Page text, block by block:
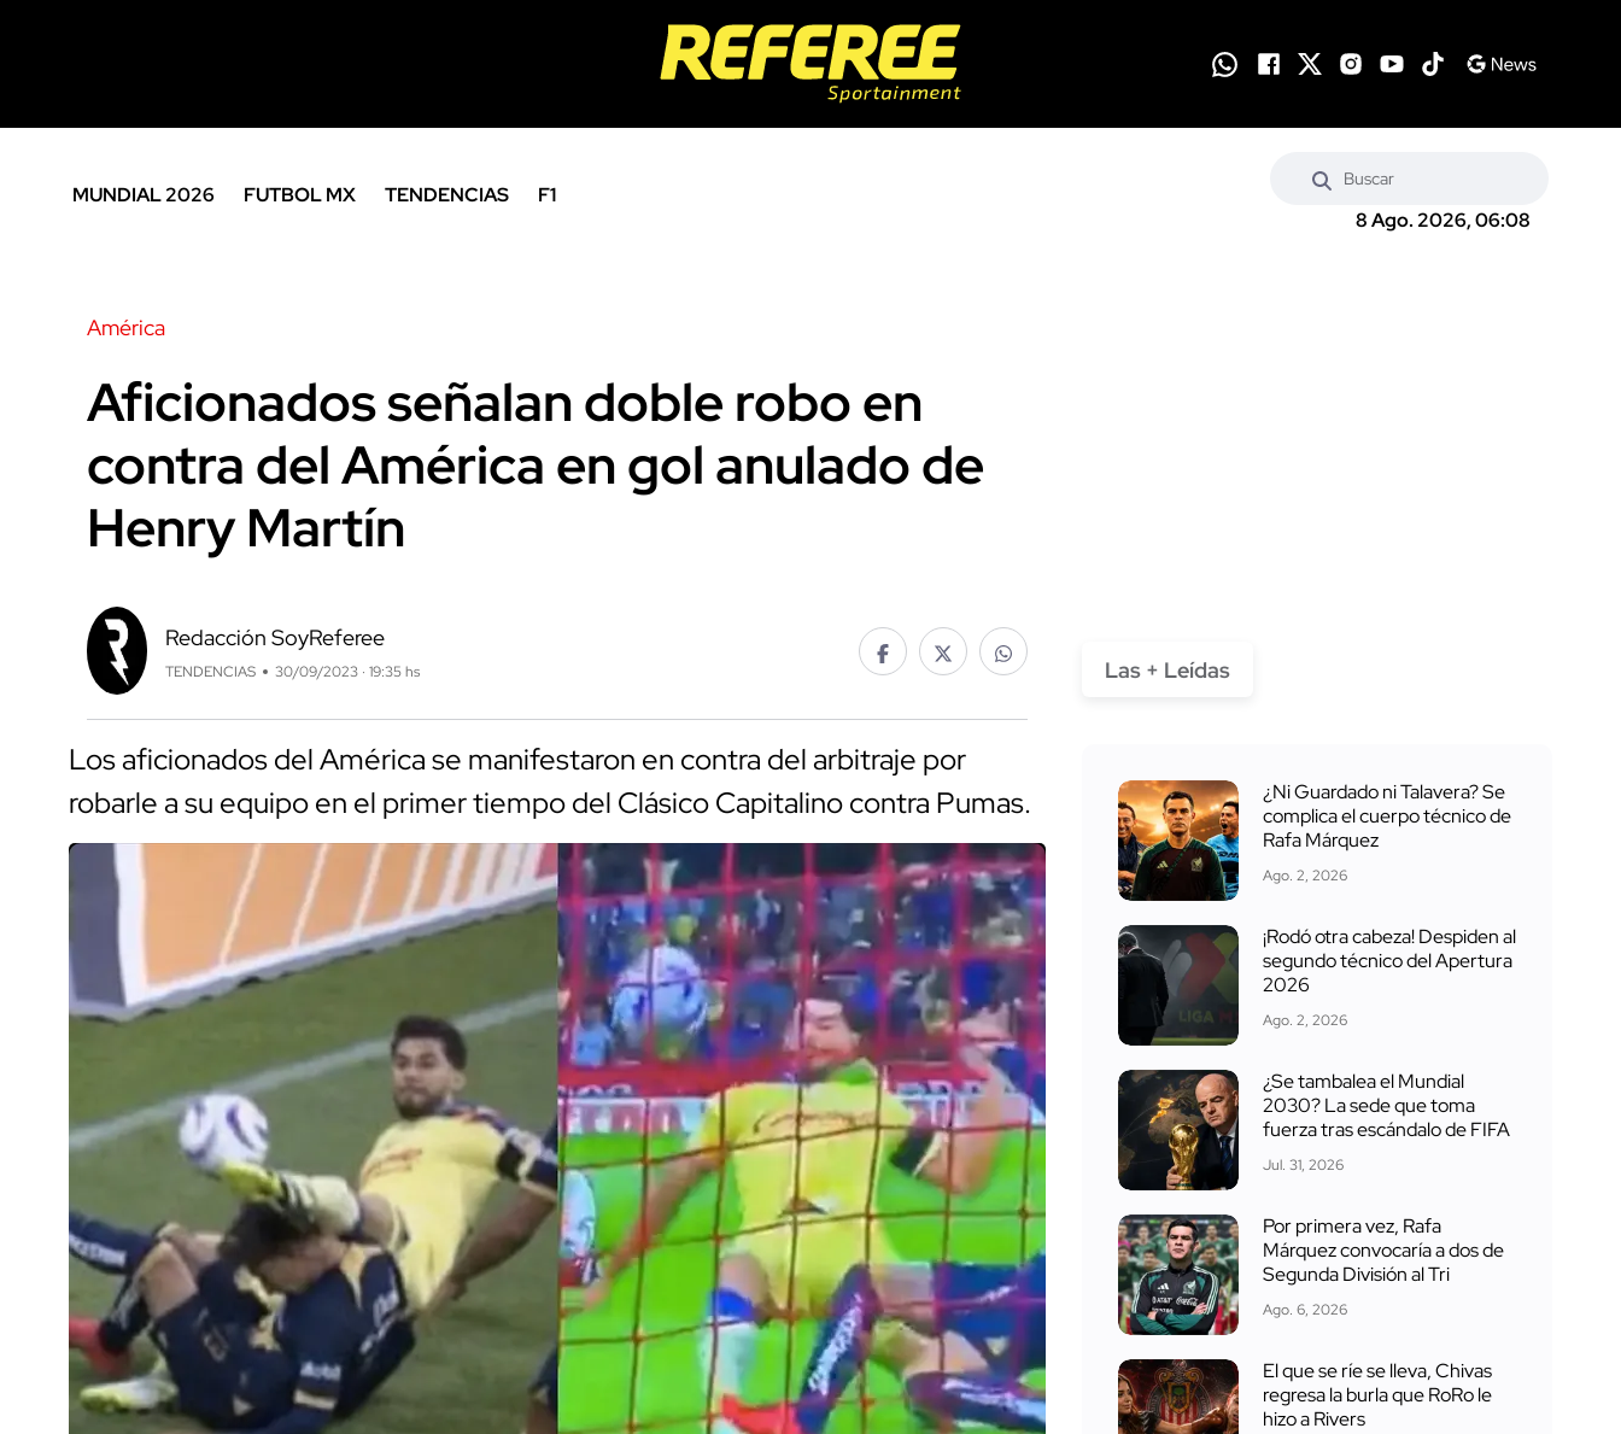
MUNDIAL 2026 FUTBOL MX TENDENCIAS
F1
8 Ago. 2026, 06:08
América
Aficionados señalan doble robo en
contra del América en gol anulado de
Henry Martín
Redacción SoyReferee
TENDENCIAS 30/09/2023 · 19:35 hs
Los aficionados del América se manifestaron en contra del arbitraje por
robarle a su equipo en el primer tiempo del Clásico Capitalino contra Pumas.
Las + Leídas
¿Ni Guardado ni Talavera? Se
complica el cuerpo técnico de
Rafa Márquez
Ago. 2, 2026
¡Rodó otra cabeza! Despiden al
segundo técnico del Apertura
2026
Ago. 2, 2026
¿Se tambalea el Mundial
2030? La sede que toma
fuerza tras escándalo de FIFA
Jul. 31, 2026
Por primera vez, Rafa
Márquez convocaría a dos de
Segunda División al Tri
Ago. 6, 2026
El que se ríe se lleva, Chivas
regresa la burla que RoRo le
hizo a Rivers